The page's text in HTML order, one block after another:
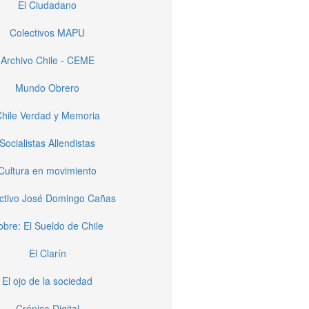
El Ciudadano
Colectivos MAPU
Archivo Chile - CEME
Mundo Obrero
Verdad y Memoria
Socialistas Allendistas
en movimiento
José Domingo Cañas
El Sueldo de Chile
El Clarín
El ojo de la sociedad